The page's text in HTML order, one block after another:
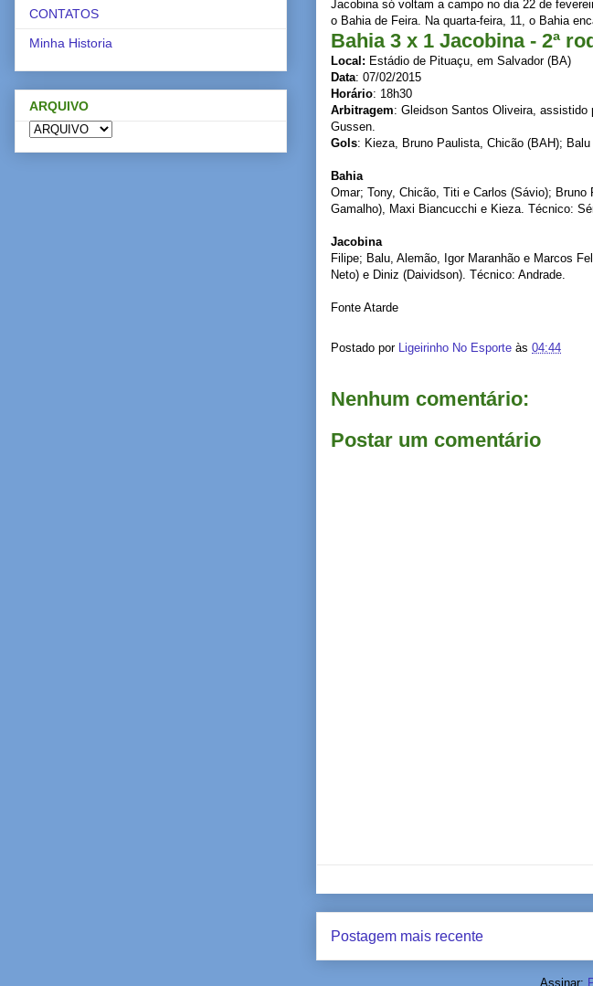
Jacobina só voltam a campo no dia 22 de
o Bahia de Feira. Na quarta-feira, 11, o Bahia
Bahia 3 x 1 Jacobina - 2ª
Local: Estádio de Pituaçu, em Salvador (BA)
Data: 07/02/2015
Horário: 18h30
Arbitragem: Gleidson Santos Oliveira, assistido
Gussen.
Gols: Kieza, Bruno Paulista, Chicão (BAH); Balu
Bahia
Omar; Tony, Chicão, Titi e Carlos (Sávio);
Gamalho), Maxi Biancucchi e Kieza. Técnico:
Jacobina
Filipe; Balu, Alemão, Igor Maranhão e Marcos
Neto) e Diniz (Daividson). Técnico: Andrade.
Fonte Atarde
Postado por Ligeirinho No Esporte às 04:44
Nenhum comentário:
Postar um comentário
Postagem mais recente
Assinar:
CONTATOS
Minha Historia
ARQUIVO